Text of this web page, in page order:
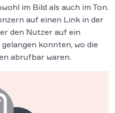
im Bild als auch im Ton.
auf einen Link in der
den Nutzer auf ein
konnten, wo die
abrufbar waren.